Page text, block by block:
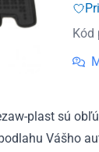
Kód
plast sú
Vášho